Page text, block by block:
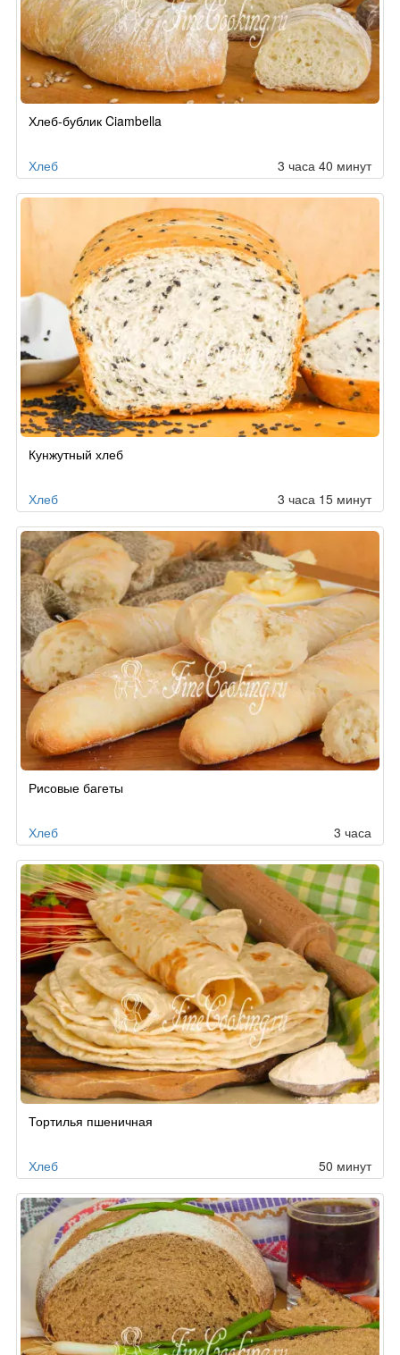
Хлеб-бублик Ciambella
Хлеб 3 часа 40 минут
Кунжутный хлеб
Хлеб 3 часа 15 минут
Рисовые багеты
Хлеб 3 часа
Тортилья пшеничная
Хлеб 50 минут